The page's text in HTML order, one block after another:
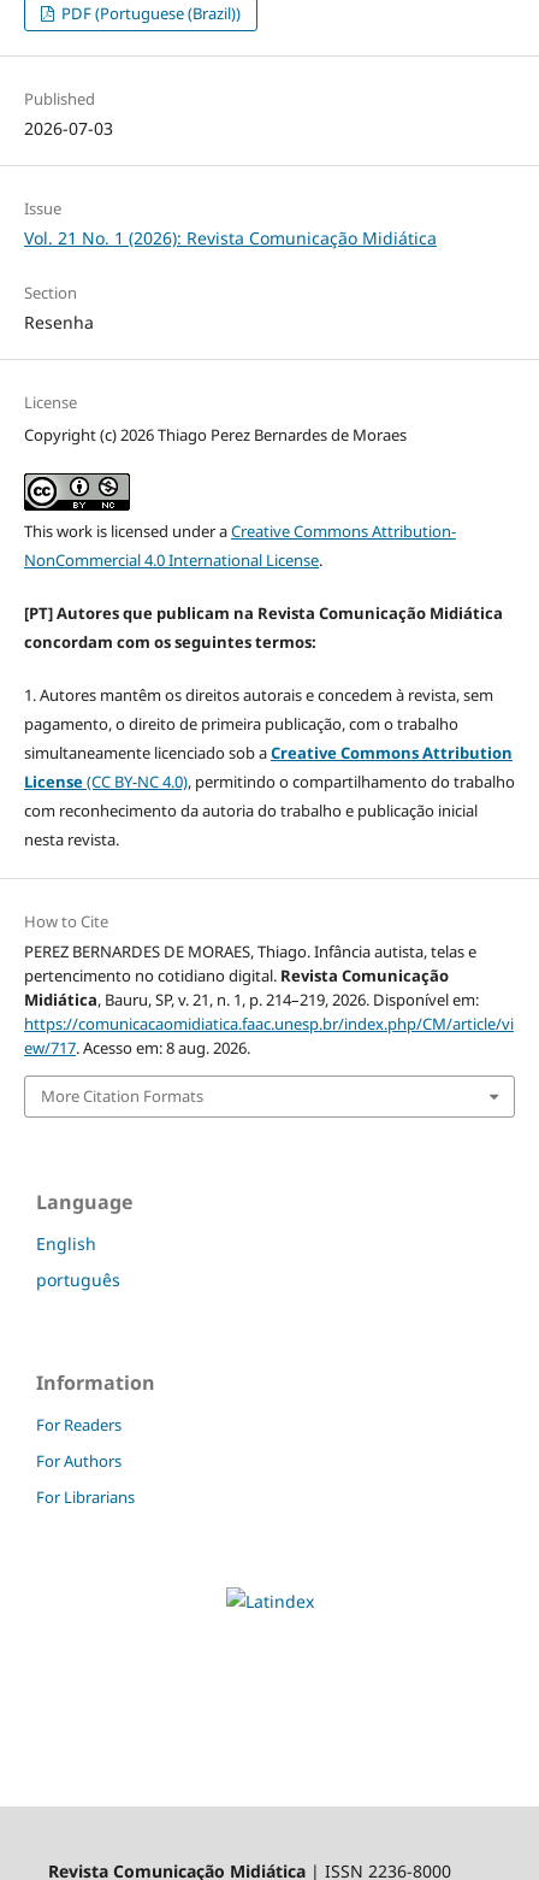
PDF (Portuguese (Brazil))
Published
2026-07-03
Issue
Vol. 21 No. 1 (2026): Revista Comunicação Midiática
Section
Resenha
License
Copyright (c) 2026 Thiago Perez Bernardes de Moraes
This work is licensed under aCreative Commons Attribution-
NonCommercial 4.0 International License.
[PT] Autores que publicam na Revista Comunicação Midiática
concordam com os seguintes termos:
1. Autores mantêm os direitos autorais e concedem à revista, sem
pagamento, o direito de primeira publicação, com o trabalho
simultaneamente licenciado sob aCreative Commons Attribution
License(CC BY-NC 4.0), permitindo o compartilhamento do trabalho
com reconhecimento da autoria do trabalho e publicação inicial
nesta revista.
How to Cite
PEREZ BERNARDES DE MORAES, Thiago. Infância autista, telas e
pertencimento no cotidiano digital. Revista Comunicação
Midiática, Bauru, SP, v. 21, n. 1, p. 214–219, 2026. Disponível em:
https://comunicacaomidiatica.faac.unesp.br/index.php/CM/article/vi
ew/717. Acesso em: 8 aug. 2026.
More Citation Formats
Language
English
português
Information
For Readers
For Authors
For Librarians
Revista Comunicação Midiática| ISSN 2236-8000